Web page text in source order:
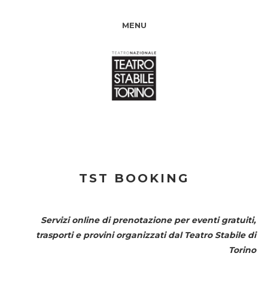
MENU
TST BOOKING
Servizi online di prenotazione per eventi gratuiti,
trasporti e provini organizzati dal Teatro Stabile di
Torino